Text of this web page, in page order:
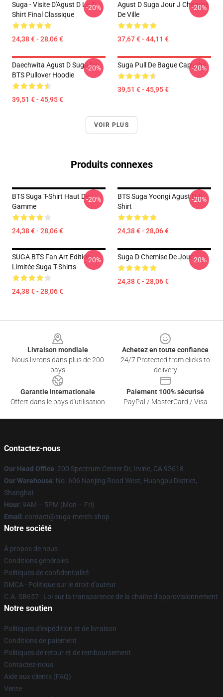
Suga - Visite D'Agust D Le T-
Shirt Final Classique
24,38 € - 28,06 €
-20%
Agust D Suga Jour J Chemise
De Ville
37,67 € - 44,11 €
-20%
Daechwita Agust D Suga De
BTS Pullover Hoodie
39,51 € - 45,95 €
-20% Suga Pull De Bague Capuche
39,51 € - 45,95 €
-20%
VOIR PLUS
Produits connexes
BTS Suga T-Shirt Haut De
Gamme
24,38 € - 28,06 €
-20%
BTS Suga Yoongi Agust D T-
Shirt
24,38 € - 28,06 €
-20%
SUGA BTS Fan Art Edition
Limitée Suga T-Shirts
24,38 € - 28,06 €
-20% Suga D Chemise De Jour
24,38 € - 28,06 €
-20%
Livraison mondiale
Nous livrons dans plus de 200
pays
Achetez en toute confiance
24/7 Protected from clicks to
delivery
Garantie internationale
Offert dans le pays d'utilisation
Paiement 100% sécurisé
PayPal / MasterCard / Visa
Contactez-nous
Our Head Office: 200 Spectrum Center Dr, Irvine, CA 92618
Our Warehouse: No. 606 Nanjing Road West, Huangpu District,
Shanghai
Hour: 9AM – 5PM (Mon – Fri)
Email : contact@suga-merch.shop
Notre société
À propos de nous
Conditions générales
Politiques de confidentialité
DMCA - Politique sur le droit d'auteur
C.A. SB657 : Loi sur la transparence de la chaîne d'approvisionnement
Notre soutien
Politiques d'expédition et de livraison
Conditions de paiement
Politiques de retour et de remboursement
Contactez-nous
Aide aux clients (FAQ)
Vente